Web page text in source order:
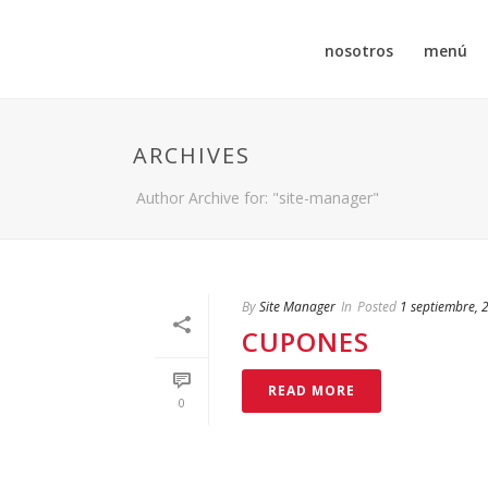
nosotros menú
ARCHIVES
Author Archive for: "site-manager"
0
BySite Manager In Posted 1 septiembre,
CUPONES
READ MORE